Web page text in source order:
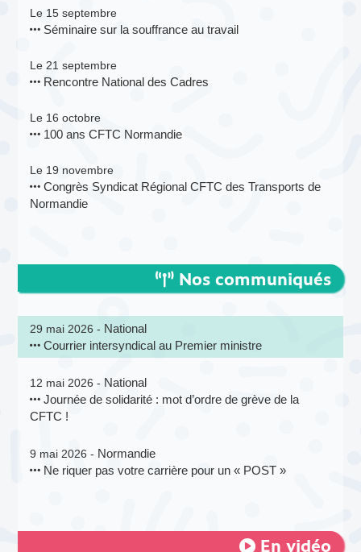
Le 15 septembre
Séminaire sur la souffrance au travail
Le 21 septembre
Rencontre National des Cadres
Le 16 octobre
100 ans CFTC Normandie
Le 19 novembre
Congrès Syndicat Régional CFTC des Transports de
Normandie
Nos communiqués
29 mai 2026 - National
Courrier intersyndical au Premier ministre
12 mai 2026 - National
Journée de solidarité : mot d’ordre de grève de la
CFTC !
9 mai 2026 - Normandie
Ne riquer pas votre carrière pour un « POST »
En vidéo